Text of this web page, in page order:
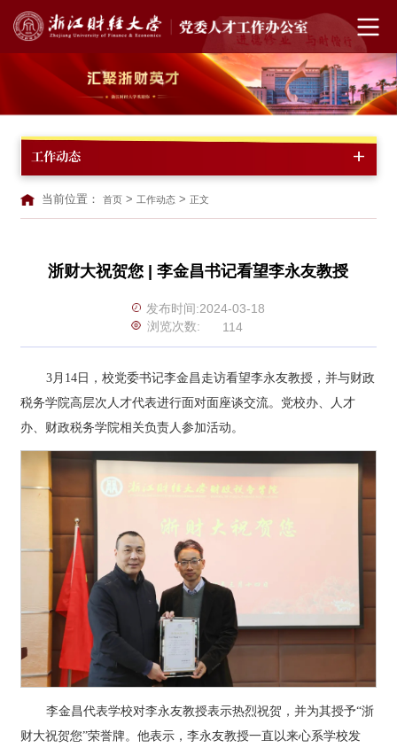
工作动态
当前位置： 首页 > 工作动态 > 正文
浙财大祝贺您 | 李金昌书记看望李永友教授
发布时间:2024-03-18
浏览次数:
114
3月14日，校党委书记李金昌走访看望李永友教授，并与财政
税务学院高层次人才代表进行面对面座谈交流。党校办、人才
办、财政税务学院相关负责人参加活动。
李金昌代表学校对李永友教授表示热烈祝贺，并为其授予“浙
财大祝贺您”荣誉牌。他表示，李永友教授一直以来心系学校发